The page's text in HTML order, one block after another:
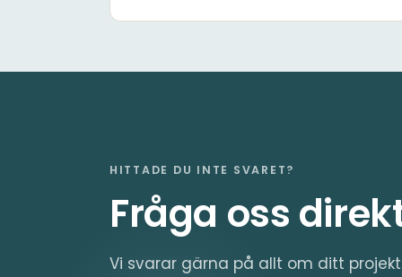
HITTADE DU INTE SVARET?
Fråga oss
Vi svarar gärna på allt om ditt